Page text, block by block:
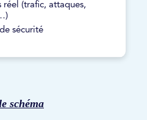
réel (trafic, attaques,
sécurité
schéma